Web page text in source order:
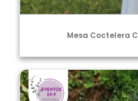
Mesa Coctelera
Tablero con licra blanca o